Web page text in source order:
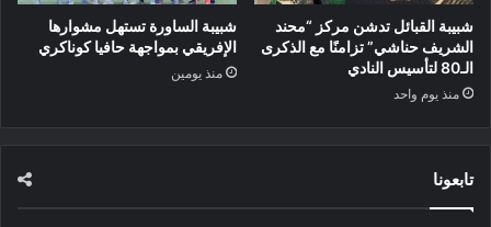
شبيبة القبائل تدشن مركز “محند
الشريف حناشي” تزامنًا مع الذكرى
الـ80 لتأسيس النادي
منذ يوم واحد
شبيبة الساورة تستهل مشوارها
الإفريقي بمواجهة حافيا كوناكري
منذ يومين
تابعونا